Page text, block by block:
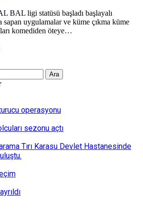
BAL ligi statüsü başladı başlayalı
sapan uygulamalar ve küme çıkma küme
komediden öteye…
operasyonu
sezonu açtı
Tırı Karasu Devlet Hastanesinde